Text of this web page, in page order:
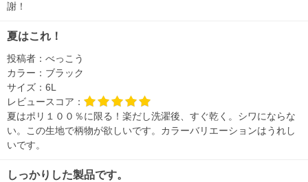
謝！
夏はこれ！
投稿者： べっこう
カラー： ブラック
サイズ： 6L
レビュースコア：
夏はポリ１００％に限る！楽だし洗濯後、すぐ乾く。シワにならな
い。この生地で柄物が欲しいです。カラーバリエーションはうれし
いです。
しっかりした製品です。